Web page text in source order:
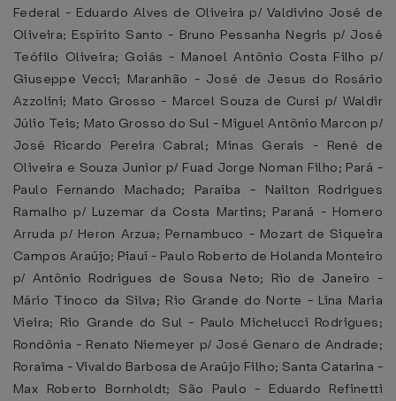
Federal - Eduardo Alves de Oliveira p/ Valdivino José de
Oliveira; Espírito Santo - Bruno Pessanha Negris p/ José
Teófilo Oliveira; Goiás - Manoel Antônio Costa Filho p/
Giuseppe Vecci; Maranhão - José de Jesus do Rosário
Azzolini; Mato Grosso - Marcel Souza de Cursi p/ Waldir
Júlio Teis; Mato Grosso do Sul - Miguel Antônio Marcon p/
José Ricardo Pereira Cabral; Minas Gerais - René de
Oliveira e Souza Junior p/ Fuad Jorge Noman Filho; Pará -
Paulo Fernando Machado; Paraíba - Nailton Rodrigues
Ramalho p/ Luzemar da Costa Martins; Paraná - Homero
Arruda p/ Heron Arzua; Pernambuco - Mozart de Siqueira
Campos Araújo; Piauí - Paulo Roberto de Holanda Monteiro
p/ Antônio Rodrigues de Sousa Neto; Rio de Janeiro -
Mário Tinoco da Silva; Rio Grande do Norte - Lina Maria
Vieira; Rio Grande do Sul - Paulo Michelucci Rodrigues;
Rondônia - Renato Niemeyer p/ José Genaro de Andrade;
Roraima - Vivaldo Barbosa de Araújo Filho; Santa Catarina -
Max Roberto Bornholdt; São Paulo - Eduardo Refinetti